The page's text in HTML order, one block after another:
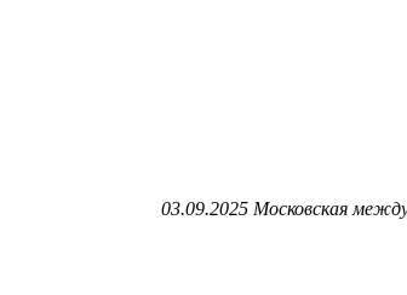
03.09.2025 Московская